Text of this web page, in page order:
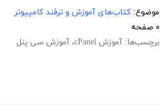
موضوع: کتاب‌های آموزش و ترفند کامپیوتر
۰ صفحه
برچسب‌ها: آموزش cPanel ، آموزش سی پنل